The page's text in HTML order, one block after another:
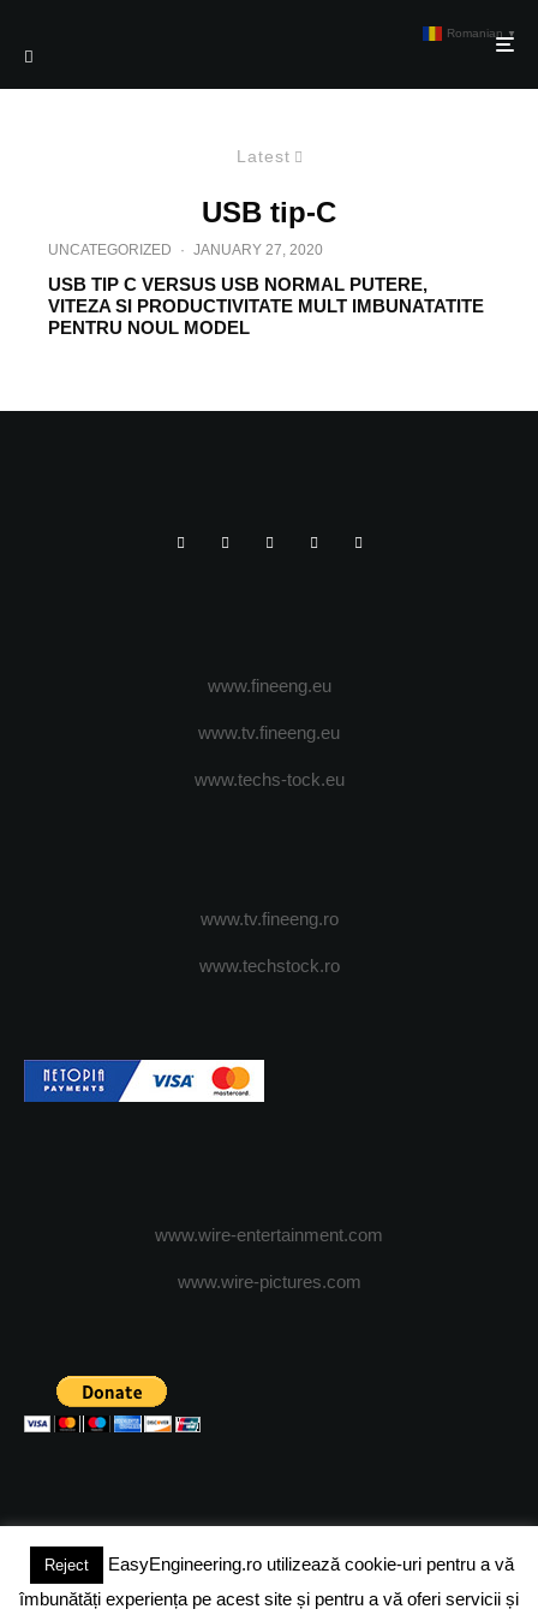
Latest
USB tip-C
UNCATEGORIZED · JANUARY 27, 2020
USB TIP C VERSUS USB NORMAL PUTERE,
VITEZA SI PRODUCTIVITATE MULT IMBUNATATITE
PENTRU NOUL MODEL
www.fineeng.eu
www.tv.fineeng.eu
www.techs-tock.eu
www.tv.fineeng.ro
www.techstock.ro
www.wire-entertainment.com
www.wire-pictures.com
(c) 2024 - FineEngineeringMagazine. All rights reserved.
Reject
EasyEngineering.ro utilizează cookie-uri pentru a vă
îmbunătăți experiența pe acest site și pentru a vă oferi servicii și
Romanian ▼